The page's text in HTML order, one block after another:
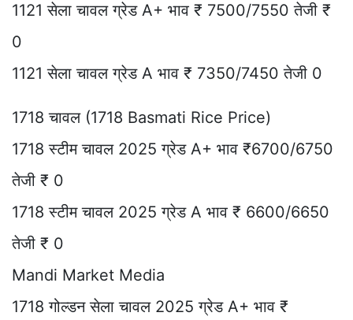
1121 सेला चावल ग्रेड A+ भाव ₹ 7500/7550 तेजी ₹
0
1121 सेला चावल ग्रेड A भाव ₹ 7350/7450 तेजी 0
1718 चावल (1718 Basmati Rice Price)
1718 स्टीम चावल 2025 ग्रेड A+ भाव ₹6700/6750
तेजी ₹ 0
1718 स्टीम चावल 2025 ग्रेड A भाव ₹ 6600/6650
तेजी ₹ 0
Mandi Market Media
1718 गोल्डन सेला चावल 2025 ग्रेड A+ भाव ₹